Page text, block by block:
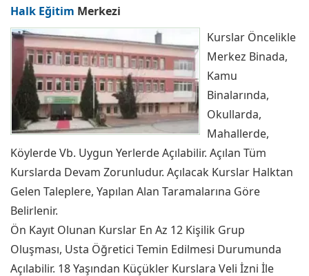
Halk Eğitim Merkezi
Kurslar Öncelikle
Merkez Binada,
Kamu
Binalarında,
Okullarda,
Mahallerde,
Köylerde Vb. Uygun Yerlerde Açılabilir. Açılan Tüm
Kurslarda Devam Zorunludur. Açılacak Kurslar Halktan
Gelen Taleplere, Yapılan Alan Taramalarına Göre
Belirlenir.
Ön Kayıt Olunan Kurslar En Az 12 Kişilik Grup
Oluşması, Usta Öğretici Temin Edilmesi Durumunda
Açılabilir. 18 Yaşından Küçükler Kurslara Veli İzni İle